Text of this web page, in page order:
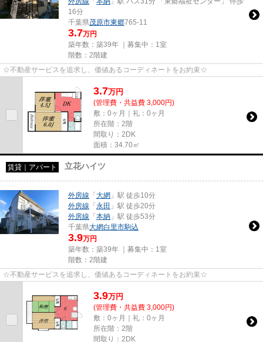
16分
千葉県茂原市東郷765-11
3.7万円
築年数：築39年 ｜募集中： 1室
階数：2階建
☆不動産サービスを追求し、価値あるコーディネートをお約束☆
3.7万円
(管理費・共益費 3,000円)
敷：0ヶ月｜礼：0ヶ月
所在階：2階
間取り：2DK
面積：34.70㎡
賃貸｜アパート 立花ハイツ
外房線 「大網 」駅 徒歩10分
外房線 「永田 」駅 徒歩20分
外房線 「本納 」駅 徒歩53分
千葉県大網白里市駒込
3.9万円
築年数：築39年 ｜募集中： 1室
階数：2階建
☆不動産サービスを追求し、価値あるコーディネートをお約束☆
3.9万円
(管理費・共益費 3,000円)
敷：0ヶ月｜礼：0ヶ月
所在階：2階
間取り：2DK